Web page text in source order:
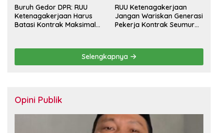
Buruh Gedor DPR: RUU
Ketenagakerjaan Harus
Batasi Kontrak Maksimal
RUU Ketenagakerjaan
Jangan Wariskan Generasi
Pekerja Kontrak Seumur
Selengkapnya
Opini Publik